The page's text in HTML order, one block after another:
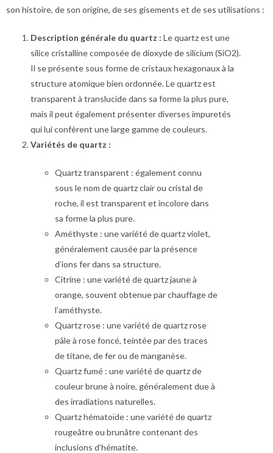
son histoire, de son origine, de ses gisements et de ses utilisations :
Description générale du quartz : Le quartz est une
silice cristalline composée de dioxyde de silicium (SiO2).
Il se présente sous forme de cristaux hexagonaux à la
structure atomique bien ordonnée. Le quartz est
transparent à translucide dans sa forme la plus pure,
mais il peut également présenter diverses impuretés
qui lui confèrent une large gamme de couleurs.
Variétés de quartz :
Quartz transparent : également connu
sous le nom de quartz clair ou cristal de
roche, il est transparent et incolore dans
sa forme la plus pure.
Améthyste : une variété de quartz violet,
généralement causée par la présence
d’ions fer dans sa structure.
Citrine : une variété de quartz jaune à
orange, souvent obtenue par chauffage de
l’améthyste.
Quartz rose : une variété de quartz rose
pâle à rose foncé, teintée par des traces
de titane, de fer ou de manganèse.
Quartz fumé : une variété de quartz de
couleur brune à noire, généralement due à
des irradiations naturelles.
Quartz hématoïde : une variété de quartz
rougeâtre ou brunâtre contenant des
inclusions d’hématite.